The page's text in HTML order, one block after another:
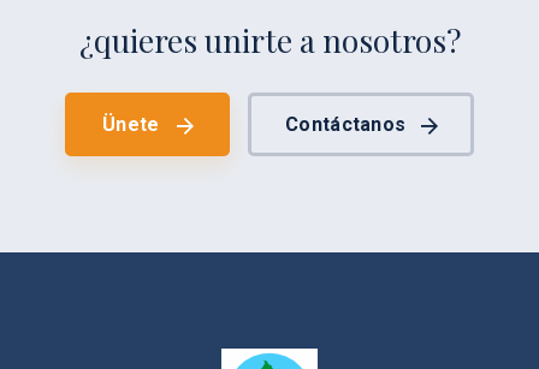
¿quieres unirte a nosotros?
Ünete Contáctanos